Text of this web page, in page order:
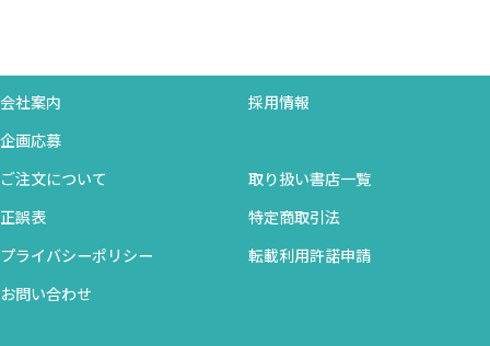
会社案内 採用情報
企画応募
ご注文について 取り扱い書店一覧
正誤表 特定商取引法
プライバシーポリシー 転載利用許諾申請
お問い合わせ